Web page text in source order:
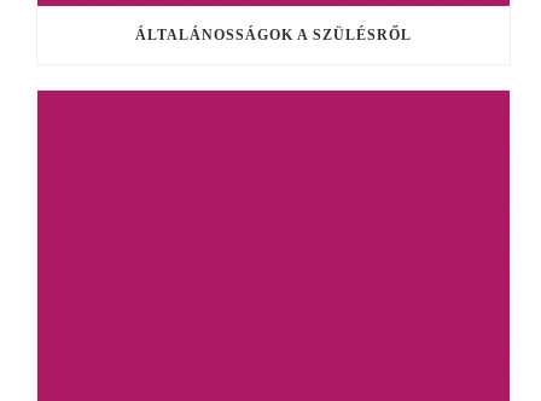
ÁLTALÁNOSSÁGOK A SZÜLÉSRŐL